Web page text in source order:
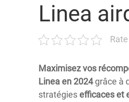
Linea
Maximisezvos
Lineaen 2024grâce à
stratégiesefficaceset